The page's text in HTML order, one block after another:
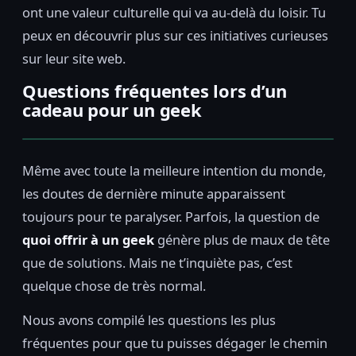
ont une valeur culturelle qui va au-delà du loisir. Tu
peux en découvrir plus sur ces initiatives curieuses
sur leur site web.
Questions fréquentes lors d’un
cadeau pour un geek
Même avec toute la meilleure intention du monde,
les doutes de dernière minute apparaissent
toujours pour te paralyser. Parfois, la question de
quoi offrir à un geek génère plus de maux de tête
que de solutions. Mais ne t’inquiète pas, c’est
quelque chose de très normal.
Nous avons compilé les questions les plus
fréquentes pour que tu puisses dégager le chemin